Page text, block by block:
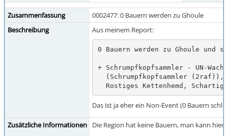
Zusammenfassung
0002477: 0 Bauern werden zu Ghoule
Beschreibung
Aus meinem Report:
0 Bauern werden zu Ghoule und
+ Schrumpfkopfsammler - UN-
Rostiges Kettenhemd,
Das ist ja eher ein Non-Event (0 Bauern
Zusätzliche Informationen Die Region hat keine Bauern, man kann